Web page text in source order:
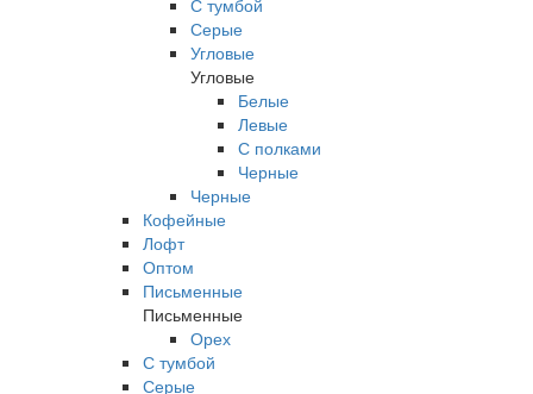
С тумбой
Серые
Угловые
Угловые
Белые
Левые
С полками
Черные
Черные
Кофейные
Лофт
Оптом
Письменные
Письменные
Орех
С тумбой
Серые